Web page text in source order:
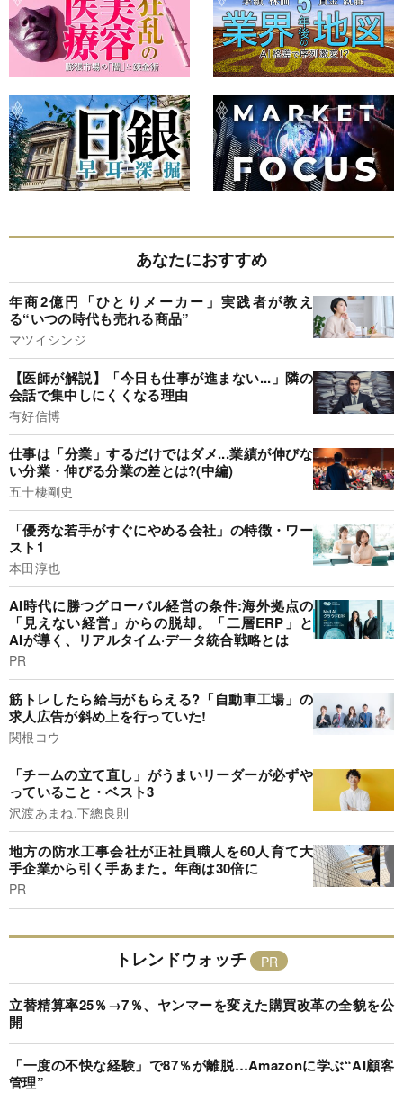
あなたにおすすめ
年商2億円「ひとりメーカー」実践者が教え
る“いつの時代も売れる商品”
マツイシンジ
【医師が解説】「今日も仕事が進まない...」隣の
会話で集中しにくくなる理由
有好信博
仕事は「分業」するだけではダメ...業績が伸びな
い分業・伸びる分業の差とは?(中編)
五十棲剛史
「優秀な若手がすぐにやめる会社」の特徴・ワー
スト1
本田淳也
AI時代に勝つグローバル経営の条件:海外拠点の
「見えない経営」からの脱却。「二層ERP」と
AIが導く、リアルタイム·データ統合戦略とは
PR
筋トレしたら給与がもらえる?「自動車工場」の
求人広告が斜め上を行っていた!
関根コウ
「チームの立て直し」がうまいリーダーが必ずや
っていること・ベスト3
沢渡あまね,下總良則
地方の防水工事会社が正社員職人を60人育て大
手企業から引く手あまた。年商は30倍に
PR
トレンドウォッチ
立替精算率25％→7％、ヤンマーを変えた購買改革の全貌を公
開
「一度の不快な経験」で87％が離脱…Amazonに学ぶ“AI顧客
管理”